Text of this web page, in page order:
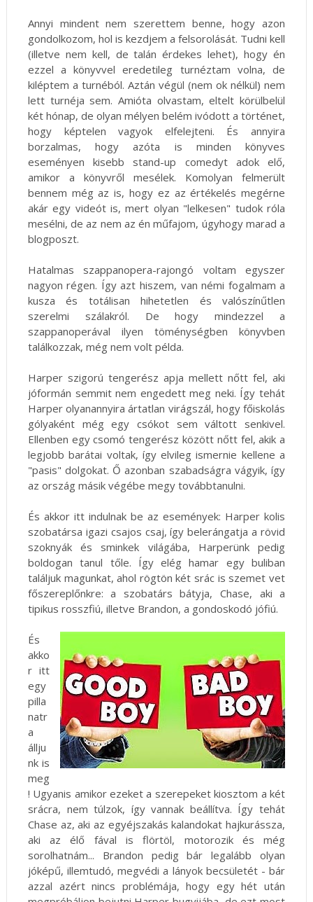
Annyi mindent nem szerettem benne, hogy azon
gondolkozom, hol is kezdjem a felsorolását. Tudni kell
(illetve nem kell, de talán érdekes lehet), hogy én
ezzel a könyvvel eredetileg turnéztam volna, de
kiléptem a turnéból. Aztán végül (nem ok nélkül) nem
lett turnéja sem. Amióta olvastam, eltelt körülbelül
két hónap, de olyan mélyen belém ivódott a történet,
hogy képtelen vagyok elfelejteni. És annyira
borzalmas, hogy azóta is minden könyves
eseményen kisebb stand-up comedyt adok elő,
amikor a könyvről mesélek. Komolyan felmerült
bennem még az is, hogy ez az értékelés megérne
akár egy videót is, mert olyan "lelkesen" tudok róla
mesélni, de az nem az én műfajom, úgyhogy marad a
blogposzt.
Hatalmas szappanopera-rajongó voltam egyszer
nagyon régen. Így azt hiszem, van némi fogalmam a
kusza és totálisan hihetetlen és valószínűtlen
szerelmi szálakról. De hogy mindezzel a
szappanoperával ilyen töménységben könyvben
találkozzak, még nem volt példa.
Harper szigorú tengerész apja mellett nőtt fel, aki
jóformán semmit nem engedett meg neki. Így tehát
Harper olyanannyira ártatlan virágszál, hogy főiskolás
gólyaként még egy csókot sem váltott senkivel.
Ellenben egy csomó tengerész között nőtt fel, akik a
legjobb barátai voltak, így elvileg ismernie kellene a
"pasis" dolgokat. Ő azonban szabadságra vágyik, így
az ország másik végébe megy továbbtanulni.
És akkor itt indulnak be az események: Harper kolis
szobatársa igazi csajos csaj, így belerángatja a rövid
szoknyák és sminkek világába, Harperünk pedig
boldogan tanul tőle. Így elég hamar egy buliban
találjuk magunkat, ahol rögtön két srác is szemet vet
főszereplőnkre: a szobatárs bátyja, Chase, aki a
tipikus rosszfiú, illetve Brandon, a gondoskodó jófiú.
És
akko
r itt
egy
pilla
natr
a
állju
nk is
meg
! Ugyanis amikor ezeket a szerepeket kiosztom a két
srácra, nem túlzok, így vannak beállítva. Így tehát
Chase az, aki az egyéjszakás kalandokat hajkurássza,
aki az élő fával is flörtöl, motorozik és még
sorolhatnám... Brandon pedig bár legalább olyan
jóképű, illemtudó, megvédi a lányok becsületét - bár
azzal azért nincs problémája, hogy egy hét után